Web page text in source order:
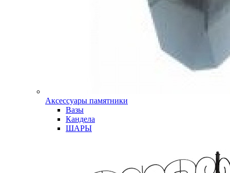
Аксессуары памятники
Вазы
Кандела
ШАРЫ